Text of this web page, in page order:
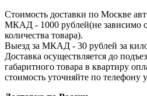
Стоимость доставки по Москве
МКАД - 1000 рублей(не зависимо
количества товара).
Выезд за МКАД - 30 рублей за
Доставка осуществляется до
габаритного товара в квартиру
стоимость уточняйте по телефону